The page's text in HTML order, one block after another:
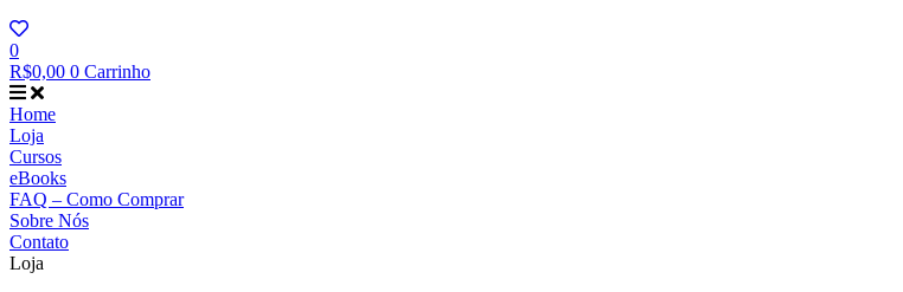
0
R$0,00 0 Carrinho
Home
Loja
Cursos
eBooks
FAQ – Como Comprar
Sobre Nós
Contato
Loja